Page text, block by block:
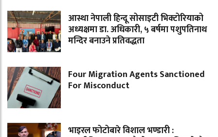
आस्था नेपाली हिन्दू सोसाइटी भिक्टोरियाको
अध्यक्षमा डा. अधिकारी, ५ बर्षमा पशुपतिनाथ
मन्दिर बनाउने प्रतिवद्धता
Four Migration Agents Sanctioned
For Misconduct
भाइरल फोटोबारे विशाल भण्डारी :